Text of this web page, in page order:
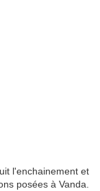
l'enchainement et
posées à Vanda.